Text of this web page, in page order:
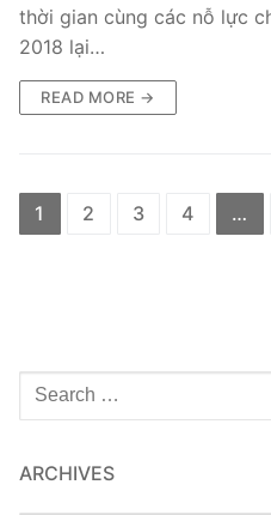
thời gian cùng các nỗ lực
2018 lại…
READ MORE →
Posts
1 2 3 4 …
Search
for:
ARCHIVES